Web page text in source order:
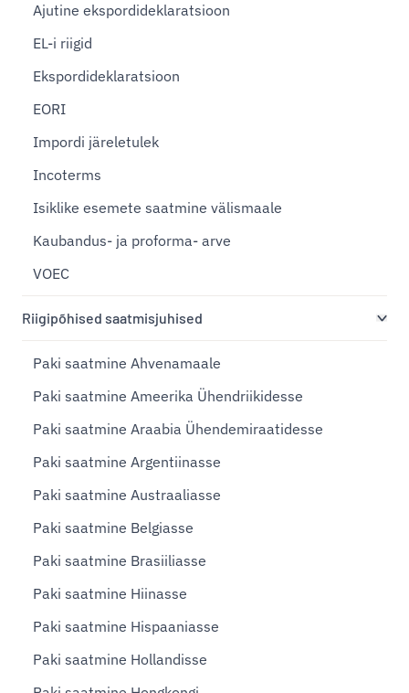
Ajutine ekspordideklaratsioon
EL-i riigid
Ekspordideklaratsioon
EORI
Impordi järeletulek
Incoterms
Isiklike esemete saatmine välismaale
Kaubandus- ja proforma- arve
VOEC
Riigipõhised saatmisjuhised
Paki saatmine Ahvenamaale
Paki saatmine Ameerika Ühendriikidesse
Paki saatmine Araabia Ühendemiraatidesse
Paki saatmine Argentiinasse
Paki saatmine Austraaliasse
Paki saatmine Belgiasse
Paki saatmine Brasiiliasse
Paki saatmine Hiinasse
Paki saatmine Hispaaniasse
Paki saatmine Hollandisse